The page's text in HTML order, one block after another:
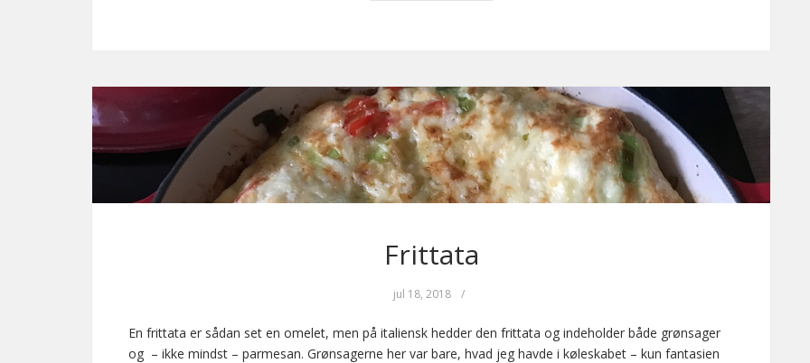
Frittata
jul 18, 2018 /
En frittata er sådan set en omelet, men på italiensk hedder den frittata og indeholder både grønsager
og – ikke mindst – parmesan. Grønsagerne her var bare, hvad jeg havde i køleskabet – kun fantasien